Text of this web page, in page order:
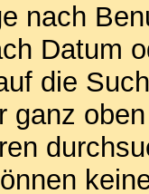
nach
Datum
die
ganz